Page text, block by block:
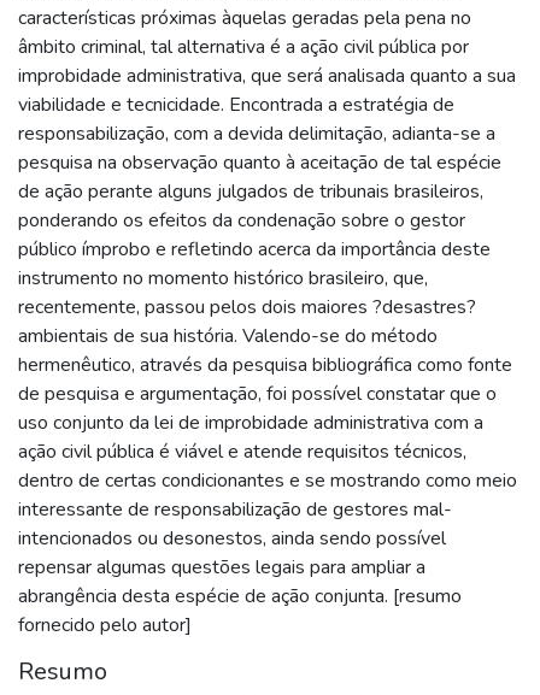
características próximas àquelas geradas pela pena no
âmbito criminal, tal alternativa é a ação civil pública por
improbidade administrativa, que será analisada quanto a sua
viabilidade e tecnicidade. Encontrada a estratégia de
responsabilização, com a devida delimitação, adianta-se a
pesquisa na observação quanto à aceitação de tal espécie
de ação perante alguns julgados de tribunais brasileiros,
ponderando os efeitos da condenação sobre o gestor
público ímprobo e refletindo acerca da importância deste
instrumento no momento histórico brasileiro, que,
recentemente, passou pelos dois maiores ?desastres?
ambientais de sua história. Valendo-se do método
hermenêutico, através da pesquisa bibliográfica como fonte
de pesquisa e argumentação, foi possível constatar que o
uso conjunto da lei de improbidade administrativa com a
ação civil pública é viável e atende requisitos técnicos,
dentro de certas condicionantes e se mostrando como meio
interessante de responsabilização de gestores mal-
intencionados ou desonestos, ainda sendo possível
repensar algumas questões legais para ampliar a
abrangência desta espécie de ação conjunta. [resumo
fornecido pelo autor]
Resumo